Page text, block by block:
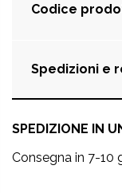
Codice
Spedizioni e
SPEDIZIONE IN
Consegna in 7-10